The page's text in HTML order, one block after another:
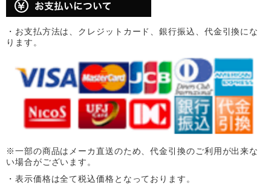
・お支払方法は、クレジットカード、銀行振込、代金引換にな
ります。
※一部の商品はメーカ直送のため、代金引換のご利用が出来な
い場合がございます。
・表示価格は全て税込価格となっております。